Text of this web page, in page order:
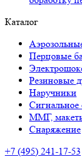
Каталог
Перцовые
Резиновые
Наручники
ММГ,
Снаряжение
+7 (495) 241-17-53